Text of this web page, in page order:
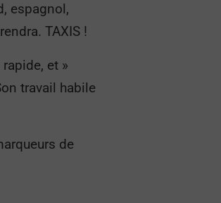
espagnol,
TAXIS !
et »
travail habile
de